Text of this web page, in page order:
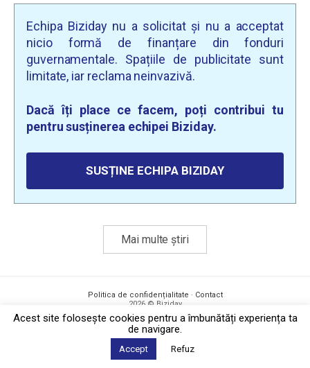
Echipa Biziday nu a solicitat și nu a acceptat
nicio formă de finanțare din fonduri
guvernamentale. Spațiile de publicitate sunt
limitate, iar reclama neinvazivă.
Dacă îți place ce facem, poți contribui tu
pentru susținerea echipei Biziday.
SUSȚINE ECHIPA BIZIDAY
Mai multe știri
Politica de confidențialitate · Contact
2026 © Biziday
Acest site foloseşte cookies pentru a îmbunătăți experiența ta
de navigare.
Accept Refuz